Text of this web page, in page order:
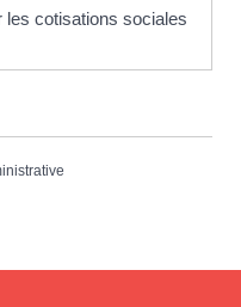
les cotisations sociales